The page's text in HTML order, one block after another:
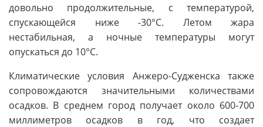
довольно продолжительные, с температурой,
спускающейся ниже -30°C. Летом жара
нестабильная, а ночные температуры могут
опускаться до 10°C.
Климатические условия Анжеро-Судженска также
сопровождаются значительными количествами
осадков. В среднем город получает около 600-700
миллиметров осадков в год, что создает